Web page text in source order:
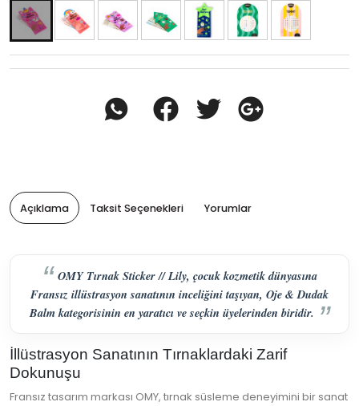
Açıklama Taksit Seçenekleri Yorumlar
OMY Tırnak Sticker // Lily, çocuk kozmetik dünyasına
Fransız illüstrasyon sanatının inceliğini taşıyan, Oje & Dudak
Balm kategorisinin en yaratıcı ve seçkin üyelerinden biridir.
İllüstrasyon Sanatının Tırnaklardaki Zarif
Dokunuşu
Fransız tasarım markası OMY, tırnak süsleme deneyimini bir sanat